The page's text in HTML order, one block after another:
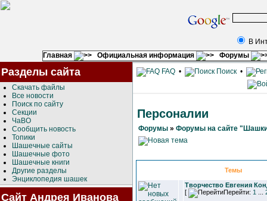
В
Главная
Официальная информация Форумы
Разделы сайта
Скачать файлы
Все новости
Поиск по сайту
Секции
ЧаВО
Сообщить новость
Топики
Шашечные сайты
Шашечные фото
Шашечные книги
Другие разделы
Энциклопедия шашек
Сайт Андрея Иванова
FAQ • Поиск •
Персоналии
Форумы » Форумы на сайте
Темы
Творчество Евгения
[
Перейти: 1